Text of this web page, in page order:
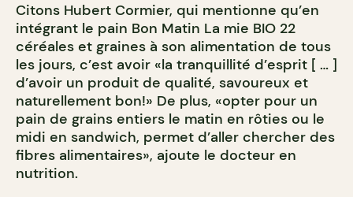
Citons Hubert Cormier, qui mentionne qu’en
intégrant le pain Bon Matin La mie BIO 22
céréales et graines à son alimentation de tous
les jours, c’est avoir «la tranquillité d’esprit [ … ]
d’avoir un produit de qualité, savoureux et
naturellement bon!» De plus, «opter pour un
pain de grains entiers le matin en rôties ou le
midi en sandwich, permet d’aller chercher des
fibres alimentaires», ajoute le docteur en
nutrition.